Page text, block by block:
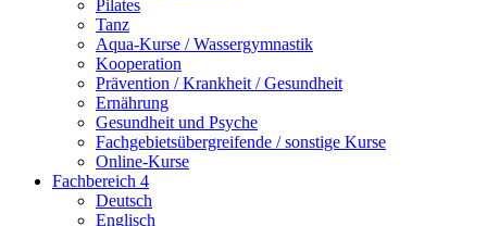
Pilates
Tanz
Aqua-Kurse / Wassergymnastik
Kooperation
Prävention / Krankheit / Gesundheit
Ernährung
Gesundheit und Psyche
Fachgebietsübergreifende / sonstige Kurse
Online-Kurse
Fachbereich 4
Deutsch
Englisch